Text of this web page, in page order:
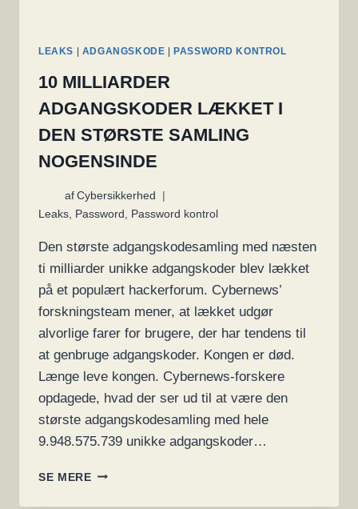
LEAKS ADGANGSKODE PASSWORD KONTROL
10 MILLIARDER
ADGANGSKODER LÆKKET I
DEN STØRSTE SAMLING
NOGENSINDE
af Cybersikkerhed
Leaks Password Password kontrol
Den største adgangskodesamling med næsten
ti milliarder unikke adgangskoder blev lækket
på et populært hackerforum. Cybernews’
forskningsteam mener, at lækket udgør
alvorlige farer for brugere, der har tendens til
at genbruge adgangskoder. Kongen er død.
Længe leve kongen. Cybernews-forskere
opdagede, hvad der ser ud til at være den
største adgangskodesamling med hele
9.948.575.739 unikke adgangskoder…
SE MERE10